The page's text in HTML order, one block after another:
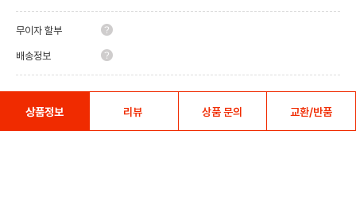
무이자 할부
배송정보
상품정보 리뷰 상품 문의 교환/반품